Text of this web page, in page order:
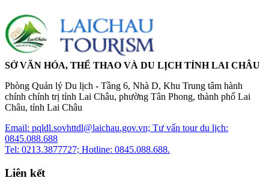
SỞ VĂN HÓA, THỂ THAO VÀ DU LỊCH TỈNH LAI CHÂU
Phòng Quản lý Du lịch - Tầng 6, Nhà D, Khu Trung tâm hành
chính chính trị tỉnh Lai Châu, phường Tân Phong, thành phố Lai
Châu, tỉnh Lai Châu
Email: pqldl.sovhttdl@laichau.gov.vn; Tư vấn tour du lịch:
0845.088.688
Tel: 0213.3877727; Hotline: 0845.088.688.
Liên kết